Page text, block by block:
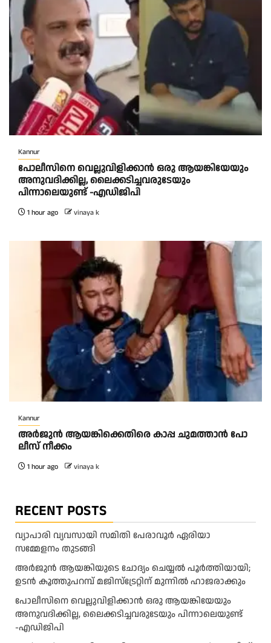
Kannur
പോലീസിനെ വെല്ലുവിളിക്കാൻ ഒരു ആയങ്കിയേയും
അനുവദിക്കില്ല, ലൈക്കടിച്ചവരുടേയും
പിന്നാലെയുണ്ട് -എഡിജിപി
1 hour ago vinaya k
Kannur
അ​ർ​ജു​ൻ ആ​യ​ങ്കി​ക്കെ​തി​രെ കാ​പ്പ ചു​മ​ത്താ​ൻ പോ​
ലീ​സ് നീ​ക്കം
1 hour ago vinaya k
RECENT POSTS
വ്യാപാരി വ്യവസായി സമിതി പേരാവൂർ ഏരിയാ
സമ്മേളനം തുടങ്ങി
അര്‍ജുന്‍ ആയങ്കിയുടെ ചോദ്യം ചെയ്യല്‍ പൂര്‍ത്തിയായി;
ഉടന്‍ കൂത്തുപറമ്പ് മജിസ്ട്രേറ്റിന് മുന്നില്‍ ഹാജരാക്കും
പോലീസിനെ വെല്ലുവിളിക്കാൻ ഒരു ആയങ്കിയേയും
അനുവദിക്കില്ല, ലൈക്കടിച്ചവരുടേയും പിന്നാലെയുണ്ട്
-എഡിജിപി